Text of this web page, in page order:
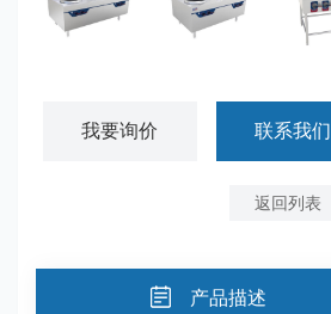
我要询价 联系我们
返回列表
产品描述